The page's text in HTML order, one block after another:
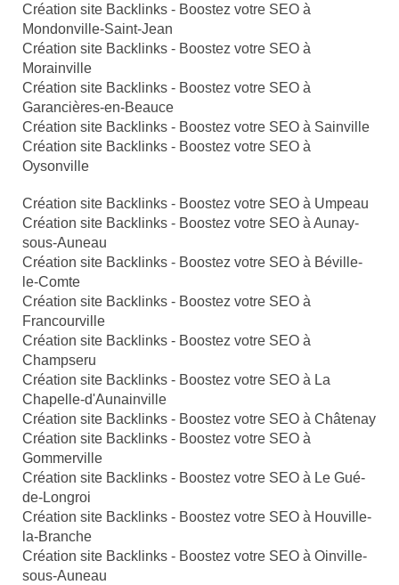
Création site Backlinks - Boostez votre SEO à
Mondonville-Saint-Jean
Création site Backlinks - Boostez votre SEO à
Morainville
Création site Backlinks - Boostez votre SEO à
Garancières-en-Beauce
Création site Backlinks - Boostez votre SEO à Sainville
Création site Backlinks - Boostez votre SEO à
Oysonville
Création site Backlinks - Boostez votre SEO à Umpeau
Création site Backlinks - Boostez votre SEO à Aunay-
sous-Auneau
Création site Backlinks - Boostez votre SEO à Béville-
le-Comte
Création site Backlinks - Boostez votre SEO à
Francourville
Création site Backlinks - Boostez votre SEO à
Champseru
Création site Backlinks - Boostez votre SEO à La
Chapelle-d'Aunainville
Création site Backlinks - Boostez votre SEO à Châtenay
Création site Backlinks - Boostez votre SEO à
Gommerville
Création site Backlinks - Boostez votre SEO à Le Gué-
de-Longroi
Création site Backlinks - Boostez votre SEO à Houville-
la-Branche
Création site Backlinks - Boostez votre SEO à Oinville-
sous-Auneau